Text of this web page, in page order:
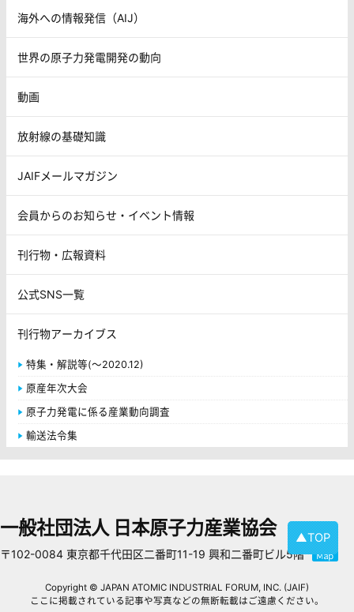
海外への情報発信（AIJ）
世界の原子力発電開発の動向
動画
放射線の基礎知識
JAIFメールマガジン
会員からのお知らせ・イベント情報
刊行物・広報資料
公式SNS一覧
刊行物アーカイブス
特集・解説等(～2020.12)
原産年次大会
原子力発電に係る産業動向調査
輸送法令集
▲TOP
一般社団法人 日本原子力産業協会
〒102-0084 東京都千代田区二番町11-19 興和二番町ビル5階
Copyright © JAPAN ATOMIC INDUSTRIAL FORUM, INC. (JAIF)
ここに掲載されている記事や写真などの無断転載はご遠慮ください。